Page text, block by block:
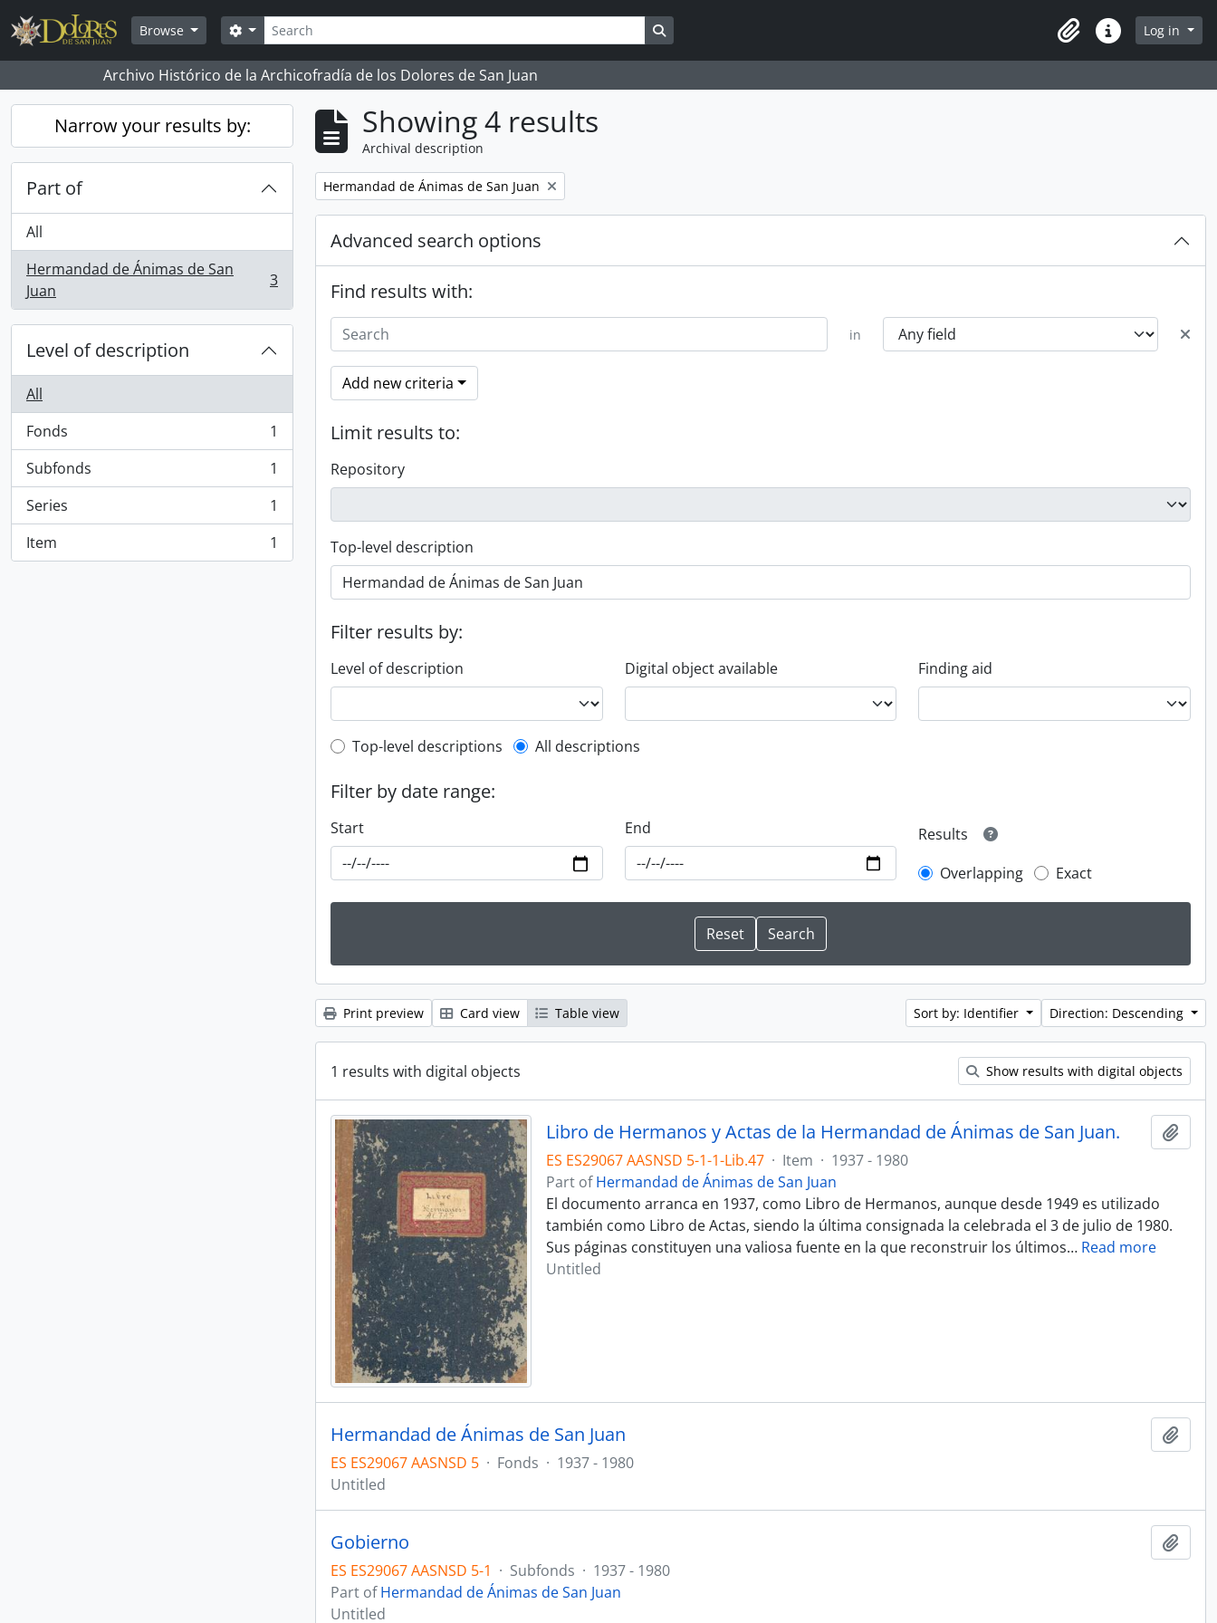
Skip to main content
Browse
Search
Search options Search in browse page
ClipboardQuick linksLog in
Archivo Histórico de la Archicofradía de los Dolores de San Juan
Narrow your results by:
Part of
All
Hermandad de Ánimas de San
Juan
, 3 results 3
Level of description
All
Fonds
, 1 results
1
Subfonds
, 1 results
1
Series
, 1 results
1
Item
, 1 results 1
Showing 4 results
Archival description
Remove filter:
Hermandad de Ánimas de San Juan
Advanced search options
Find results with:
in
Add new criteria
Limit results to:
Repository
Top-level description
Filter results by:
Level of description Digital object available Finding aid
Top-level description filter
Top-level descriptions All descriptions
Filter by date range:
Start End
Results
Overlapping
Exact
Print preview Card view Table view Sort by: Identifier Direction: Descending
1 results with digital objects Show results with digital objects
Libro de Hermanos y Actas de la Hermandad de Ánimas de San Juan.
ES ES29067 AASNSD 5-1-1-Lib.47 · Item · 1937 - 1980
Part ofHermandad de Ánimas de San Juan
El documento arranca en 1937, como Libro de Hermanos, aunque desde 1949 es utilizado
también como Libro de Actas, siendo la última consignada la celebrada el 3 de julio de 1980.
Sus páginas constituyen una valiosa fuente en la que reconstruir los últimos… Read more
Untitled
Hermandad de Ánimas de San Juan
ES ES29067 AASNSD 5 · Fonds · 1937 - 1980
Untitled
Gobierno
ES ES29067 AASNSD 5-1 · Subfonds · 1937 - 1980
Part ofHermandad de Ánimas de San Juan
Untitled